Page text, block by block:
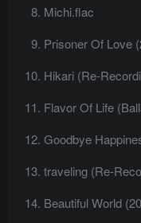
Michi.flac
Prisoner Of Love
Hikari (Re-
Flavor Of Life
Goodbye
traveling (Re-
Beautiful World